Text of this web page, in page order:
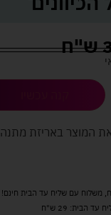
ש"ח
המוצר באריזת מתנה
הבית: 29 ש"ח